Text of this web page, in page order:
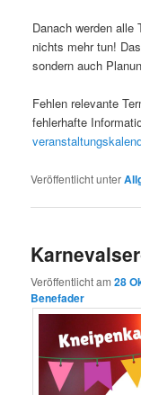
Danach werden
nichts mehr tun!
sondern auch
Fehlen relevante
fehlerhafte
Veröffentlicht unter
Veröffentlicht am28
Benefader